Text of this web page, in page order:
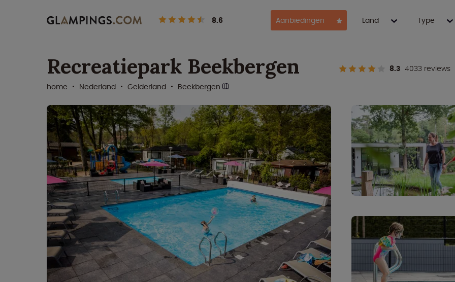
8.6 Aanbiedingen Land Type
Recreatiepark Beekbergen 8.3 4033 reviews
home
Nederland Gelderland Beekbergen